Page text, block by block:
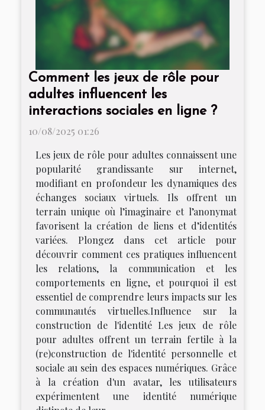
Comment les jeux de rôle pour
adultes influencent les
interactions sociales en ligne ?
10/08/2025 01:26
Les jeux de rôle pour adultes connaissent une
popularité grandissante sur internet,
modifiant en profondeur les dynamiques des
échanges sociaux virtuels. Ils offrent un
terrain unique où l’imaginaire et l’anonymat
favorisent la création de liens et d’identités
variées. Plongez dans cet article pour
découvrir comment ces pratiques influencent
les relations, la communication et les
comportements en ligne, et pourquoi il est
essentiel de comprendre leurs impacts sur les
communautés virtuelles.Influence sur la
construction de l'identité Les jeux de rôle
pour adultes offrent un terrain fertile à la
(re)construction de l'identité personnelle et
sociale au sein des espaces numériques. Grâce
à la création d'un avatar, les utilisateurs
expérimentent une identité numérique